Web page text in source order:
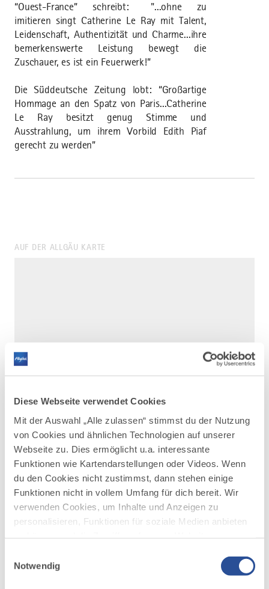
Diese Webseite verwendet Cookies
Mit der Auswahl „Alle zulassen“ stimmst du der Nutzung
von Cookies und ähnlichen Technologien auf unserer
Webseite zu. Dies ermöglicht u.a. interessante
Funktionen wie Kartendarstellungen oder Videos. Wenn
du den Cookies nicht zustimmst, dann stehen einige
Funktionen nicht in vollem Umfang für dich bereit. Wir
verwenden Cookies, um Inhalte und Anzeigen zu
personalisieren, Funktionen für soziale Medien anbieten
deiner Verwendung unserer Website an unsere Partner
Notwendig
“Ouest-France” schreibt: "...ohne zu
imitieren singt Catherine Le Ray mit Talent,
Leidenschaft, Authentizität und Charme...ihre
bemerkenswerte Leistung bewegt die
Zuschauer, es ist ein Feuerwerk!”
Die Süddeutsche Zeitung lobt: “Großartige
Hommage an den Spatz von Paris...Catherine
Le Ray besitzt genug Stimme und
Ausstrahlung, um ihrem Vorbild Edith Piaf
gerecht zu werden”
AUF DER ALLGÄU KARTE
DAZU PASSEND
Ähnliche
Veranstaltungen